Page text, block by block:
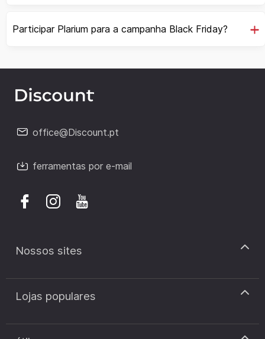
Participar Plarium para a campanha Black Friday?
office@Discount.pt
ferramentas por e-mail
Nossos sites
discount.pt
discount.sk
Lojas populares
Cupão de desconto Zooplus